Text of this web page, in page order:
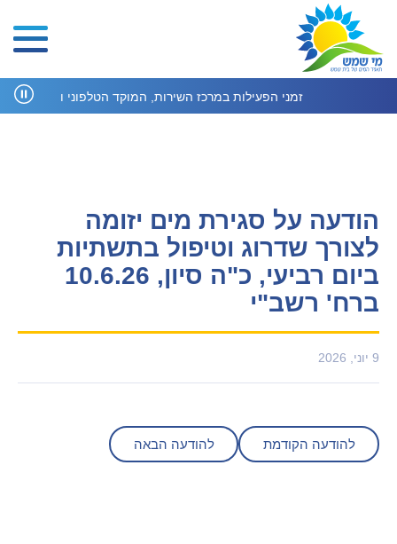
זמני הפעילות במרכז השירות, המוקד הטלפוני ומחלקת
הודעה על סגירת מים יזומה
לצורך שדרוג וטיפול בתשתיות
ביום רביעי, כ"ה סיון, 10.6.26
ברח' רשב"י
9 יוני, 2026
להודעה הקודמת להודעה הבאה
העוזר הדיגיטלי